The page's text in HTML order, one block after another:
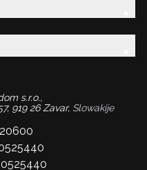
s.r.o.,
919 26 Zavar, Slowakije